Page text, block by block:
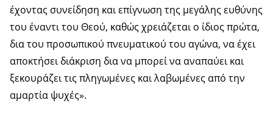
έχοντας συνείδηση και επίγνωση της μεγάλης ευθύνης
του έναντι του Θεού, καθώς χρειάζεται ο ίδιος πρώτα,
δια του προσωπικού πνευματικού του αγώνα, να έχει
αποκτήσει διάκριση δια να μπορεί να αναπαύει και
ξεκουράζει τις πληγωμένες και λαβωμένες από την
αμαρτία ψυχές».